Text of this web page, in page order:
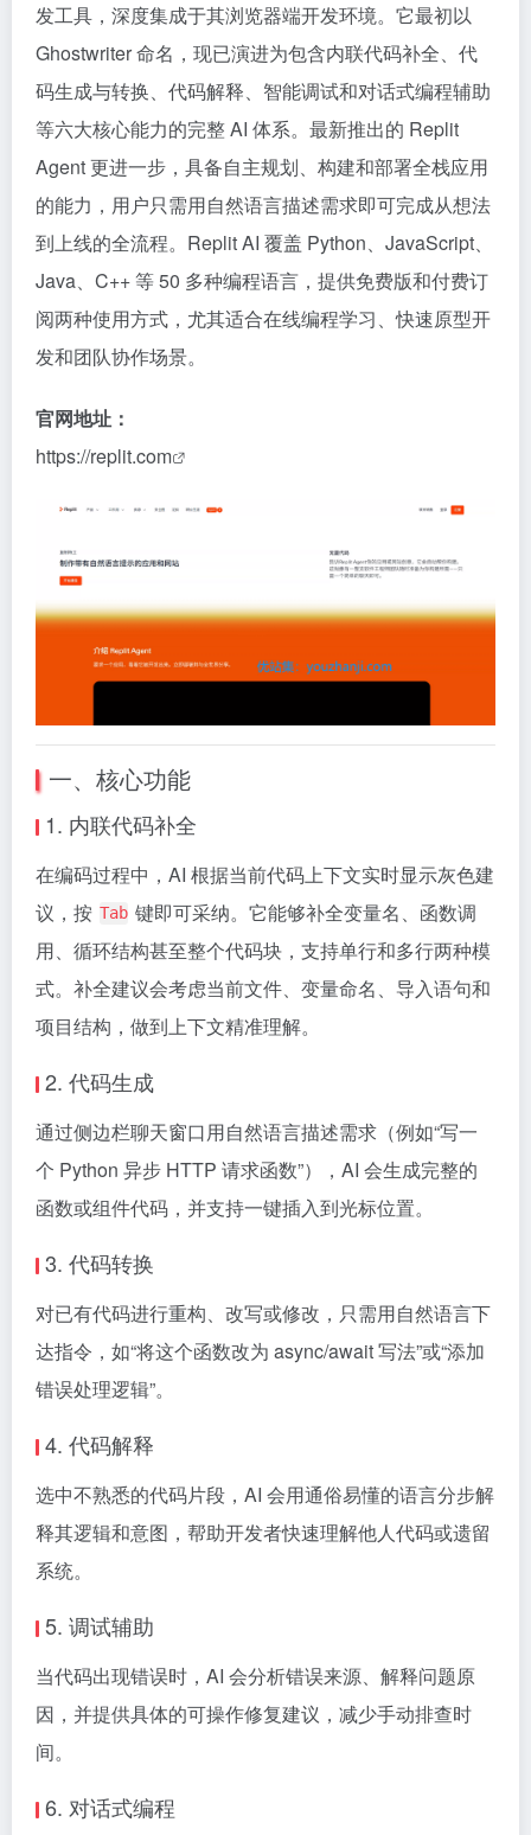
发工具，深度集成于其浏览器端开发环境。它最初以
Ghostwriter 命名，现已演进为包含内联代码补全、代
码生成与转换、代码解释、智能调试和对话式编程辅助
等六大核心能力的完整 AI 体系。最新推出的 Replit
Agent 更进一步，具备自主规划、构建和部署全栈应用
的能力，用户只需用自然语言描述需求即可完成从想法
到上线的全流程。Replit AI 覆盖 Python、JavaScript、
Java、C++ 等 50 多种编程语言，提供免费版和付费订
阅两种使用方式，尤其适合在线编程学习、快速原型开
发和团队协作场景。
官网地址：
https://replit.com
一、核心功能
1. 内联代码补全
在编码过程中，AI 根据当前代码上下文实时显示灰色建
议，按 Tab 键即可采纳。它能够补全变量名、函数调
用、循环结构甚至整个代码块，支持单行和多行两种模
式。补全建议会考虑当前文件、变量命名、导入语句和
项目结构，做到上下文精准理解。
2. 代码生成
通过侧边栏聊天窗口用自然语言描述需求（例如“写一
个 Python 异步 HTTP 请求函数”），AI 会生成完整的
函数或组件代码，并支持一键插入到光标位置。
3. 代码转换
对已有代码进行重构、改写或修改，只需用自然语言下
达指令，如“将这个函数改为 async/await 写法”或“添加
错误处理逻辑”。
4. 代码解释
选中不熟悉的代码片段，AI 会用通俗易懂的语言分步解
释其逻辑和意图，帮助开发者快速理解他人代码或遗留
系统。
5. 调试辅助
当代码出现错误时，AI 会分析错误来源、解释问题原
因，并提供具体的可操作修复建议，减少手动排查时
间。
6. 对话式编程